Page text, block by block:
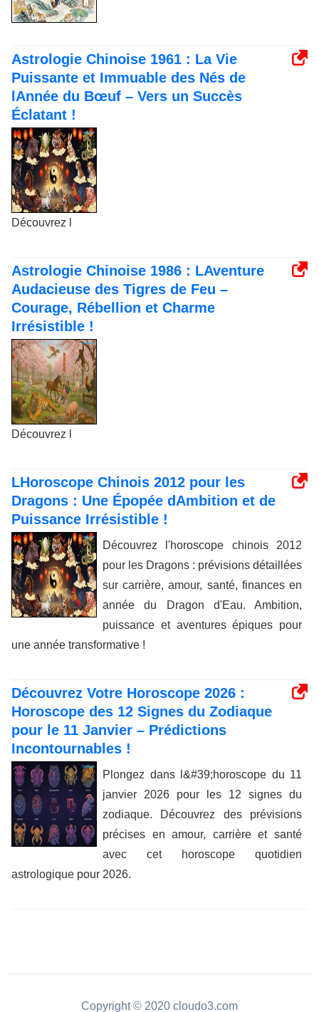
Astrologie Chinoise 1961 : La Vie
Puissante et Immuable des Nés de
lAnnée du Bœuf – Vers un Succès
Éclatant !
Découvrez l
Astrologie Chinoise 1986 : LAventure
Audacieuse des Tigres de Feu –
Courage, Rébellion et Charme
Irrésistible !
Découvrez l
LHoroscope Chinois 2012 pour les
Dragons : Une Épopée dAmbition et de
Puissance Irrésistible !
Découvrez l'horoscope chinois 2012
pour les Dragons : prévisions détaillées
sur carrière, amour, santé, finances en
année du Dragon d'Eau. Ambition,
puissance et aventures épiques pour
une année transformative !
Découvrez Votre Horoscope 2026 :
Horoscope des 12 Signes du Zodiaque
pour le 11 Janvier – Prédictions
Incontournables !
Plongez dans l&#39;horoscope du 11
janvier 2026 pour les 12 signes du
zodiaque. Découvrez des prévisions
précises en amour, carrière et santé
avec cet horoscope quotidien
astrologique pour 2026.
Copyright © 2020 cloudo3.com